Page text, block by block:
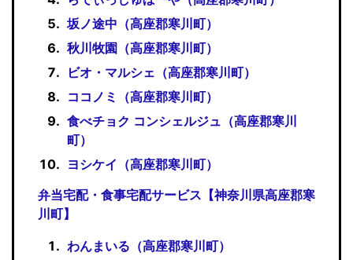
坂ノ途中（高座郡寒川町）
秋川牧園（高座郡寒川町）
ビオ・マルシェ（高座郡寒川町）
ココノミ（高座郡寒川町）
食べチョク コンシェルジュ（高座郡寒川
町）
ヨシケイ（高座郡寒川町）
弁当宅配・食事宅配サービス【神奈川県高座郡寒
川町】
わんまいる（高座郡寒川町）